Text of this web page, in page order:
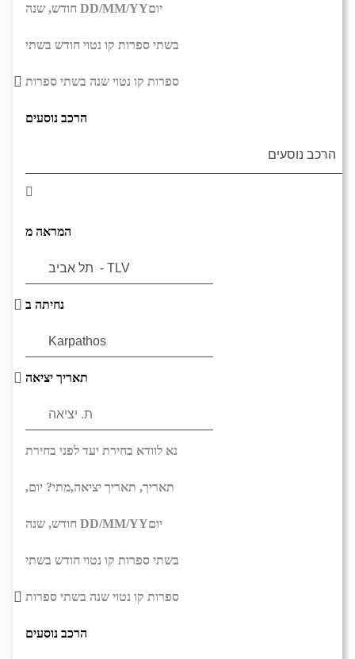
DD/MM/YYיום
בשתי ספרות קו נטוי חודש בשתי
ספרות קו נטוי שנה בשתי ספרות
הרכב נוסעים
המראה מ
נחיתה ב
תאריך יציאה
נא לוודא בחירת יעד לפני בחירת
תאריך, תאריך יציאה,מתי? יום,
DD/MM/YYיום
בשתי ספרות קו נטוי חודש בשתי
ספרות קו נטוי שנה בשתי ספרות
הרכב נוסעים